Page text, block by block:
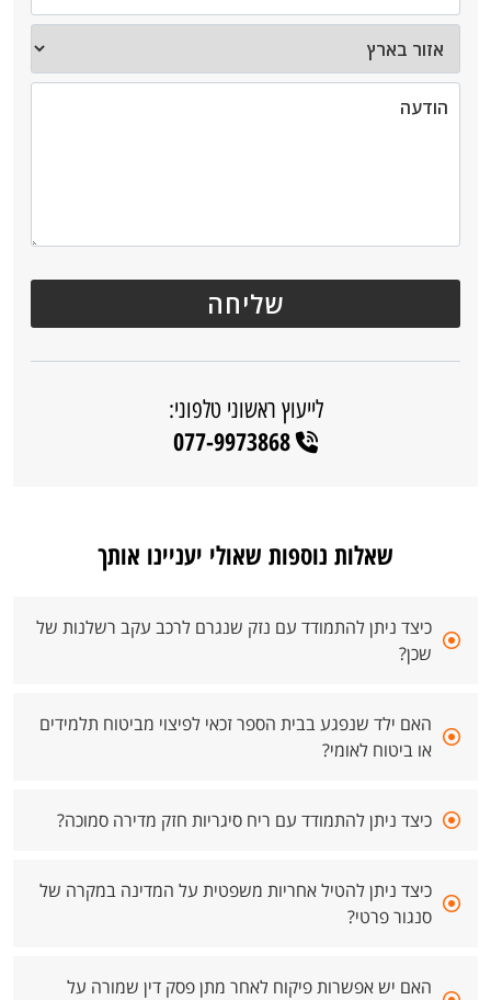
לייעוץ ראשוני טלפוני:
077-9973868
שאלות נוספות שאולי יעניינו אותך
כיצד ניתן להתמודד עם נזק שנגרם לרכב עקב רשלנות של
שכן?
האם ילד שנפגע בבית הספר זכאי לפיצוי מביטוח תלמידים
או ביטוח לאומי?
כיצד ניתן להתמודד עם ריח סיגריות חזק מדירה סמוכה?
כיצד ניתן להטיל אחריות משפטית על המדינה במקרה של
סנגור פרטי?
האם יש אפשרות פיקוח לאחר מתן פסק דין שמורה על